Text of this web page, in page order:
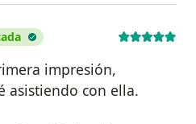
impresión,
asistiendo con ella.